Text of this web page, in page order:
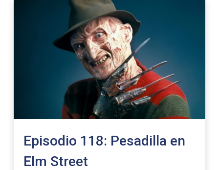
Episodio 118: Pesadilla en
Elm Street